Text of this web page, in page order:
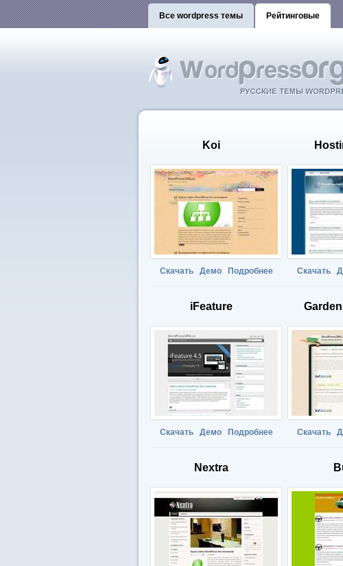
Все wordpress темы Рейтинговые
Koi
Скачать Демо Подробнее Скачать
iFeature
Скачать Демо Подробнее Скачать
Nextra